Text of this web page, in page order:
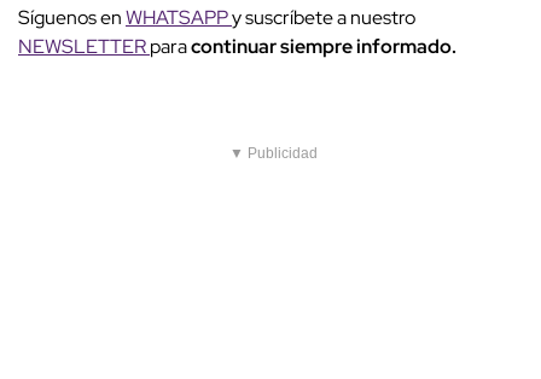
Síguenos enWHATSAPPy suscríbete a nuestro
NEWSLETTERparacontinuar siempre informado.
▼ Publicidad